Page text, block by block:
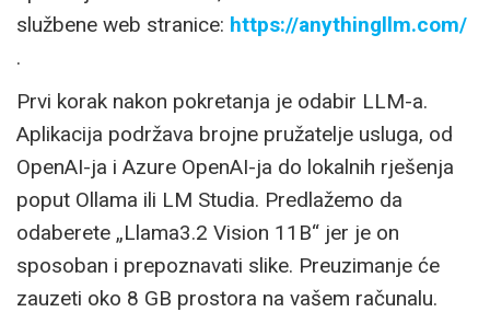
službene web stranice: https://anythingllm.com/
.
Prvi korak nakon pokretanja je odabir LLM-a.
Aplikacija podržava brojne pružatelje usluga, od
OpenAI-ja i Azure OpenAI-ja do lokalnih rješenja
poput Ollama ili LM Studia. Predlažemo da
odaberete „Llama3.2 Vision 11B“ jer je on
sposoban i prepoznavati slike. Preuzimanje će
zauzeti oko 8 GB prostora na vašem računalu.